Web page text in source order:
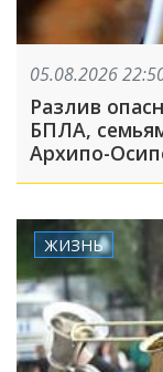
05.08.2026
Разлив
БПЛА, семьям погибших и пострадавших в
Архипо-
ЖИЗНЬ